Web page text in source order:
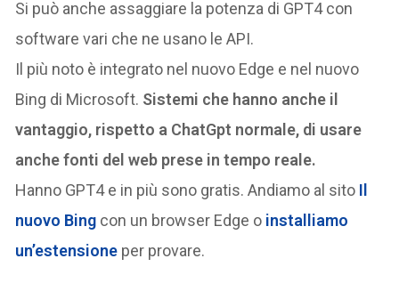
Si può anche assaggiare la potenza di GPT4 con
software vari che ne usano le API.
Il più noto è integrato nel nuovo Edge e nel nuovo
Bing di Microsoft. Sistemi che hanno anche il
vantaggio, rispetto a ChatGpt normale, di usare
anche fonti del web prese in tempo reale.
Hanno GPT4 e in più sono gratis. Andiamo al sito Il
nuovo Bing con un browser Edge o installiamo
un’estensione per provare.